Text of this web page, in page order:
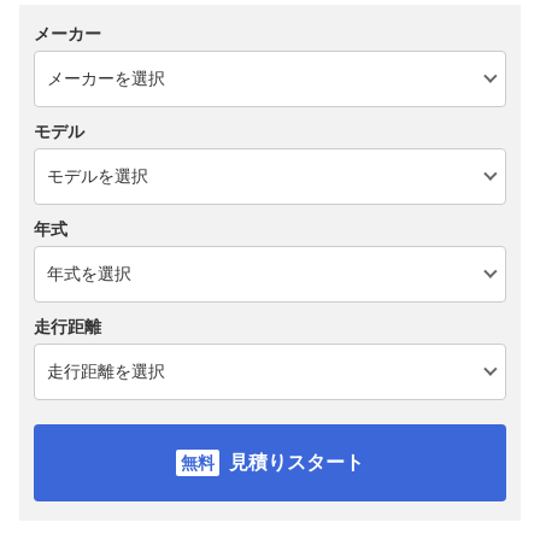
メーカー
モデル
年式
走行距離
見積りスタート